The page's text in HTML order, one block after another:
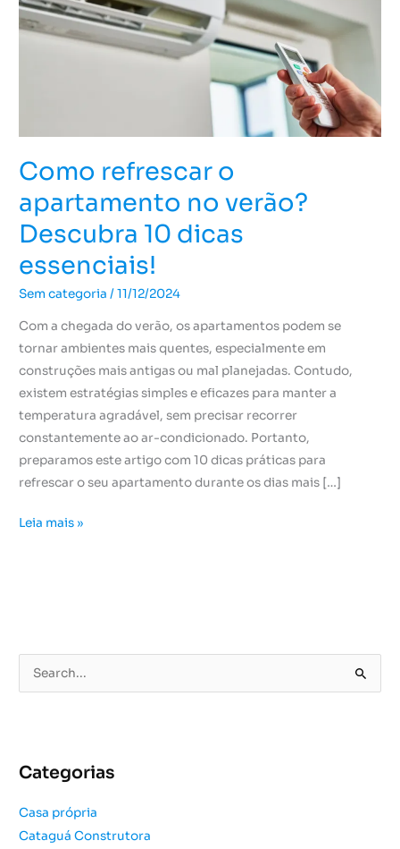
Como refrescar o
apartamento no verão?
Descubra 10 dicas
essenciais!
Sem categoria /11/12/2024
Com a chegada do verão, os apartamentos podem se
tornar ambientes mais quentes, especialmente em
construções mais antigas ou mal planejadas. Contudo,
existem estratégias simples e eficazes para manter a
temperatura agradável, sem precisar recorrer
constantemente ao ar-condicionado. Portanto,
preparamos este artigo com 10 dicas práticas para
refrescar o seu apartamento durante os dias mais […]
verão?
Descubra
Leia mais »
e
i
a
r
Categorias
Casa própria
Cataguá Construtora